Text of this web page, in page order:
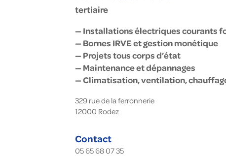
tertiaire
— Installations électriques courants
— Bornes IRVE et gestion monétique
— Projets tous corps d’état
— Maintenance et dépannages
— Climatisation, ventilation,
329 rue de la ferronnerie
12000 Rodez
Contact
05 65 68 07 35